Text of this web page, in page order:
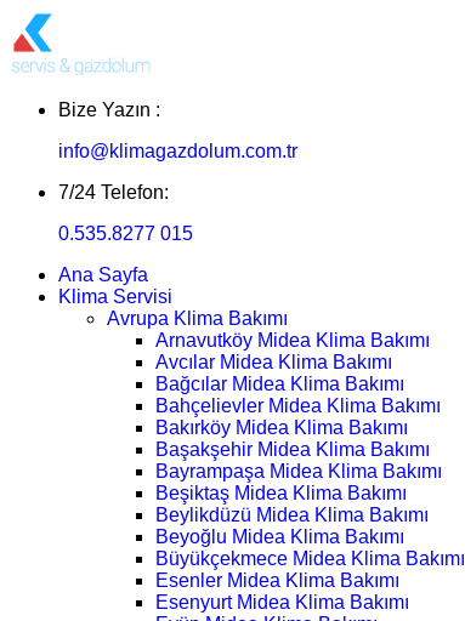
Bize Yazın :
info@klimagazdolum.com.tr
7/24 Telefon:
0.535.8277 015
Ana Sayfa
Klima Servisi
Avrupa Klima Bakımı
Arnavutköy Midea Klima Bakımı
Avcılar Midea Klima Bakımı
Bağcılar Midea Klima Bakımı
Bahçelievler Midea Klima Bakımı
Bakırköy Midea Klima Bakımı
Başakşehir Midea Klima Bakımı
Bayrampaşa Midea Klima Bakımı
Beşiktaş Midea Klima Bakımı
Beylikdüzü Midea Klima Bakımı
Beyoğlu Midea Klima Bakımı
Büyükçekmece Midea Klima Bakımı
Esenler Midea Klima Bakımı
Esenyurt Midea Klima Bakımı